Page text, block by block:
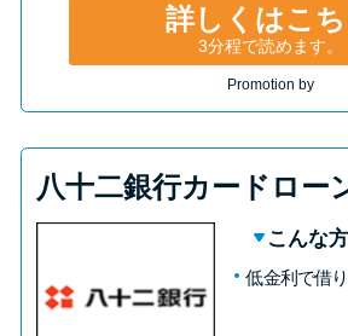
詳しくはこ
3分程で読めます。
Promotion by
八十二銀行カードロー
こんな
低金利で借